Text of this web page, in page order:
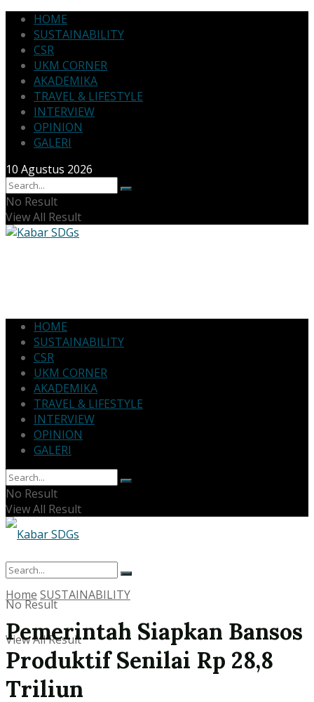
HOME
SUSTAINABILITY
CSR
UKM CORNER
AKADEMIKA
TRAVEL & LIFESTYLE
INTERVIEW
OPINION
GALERI
10 Agustus 2026
No Result
View All Result
HOME
SUSTAINABILITY
CSR
UKM CORNER
AKADEMIKA
TRAVEL & LIFESTYLE
INTERVIEW
OPINION
GALERI
No Result
View All Result
No Result
View All Result
Home SUSTAINABILITY
Pemerintah Siapkan Bansos
Produktif Senilai Rp 28,8
Triliun